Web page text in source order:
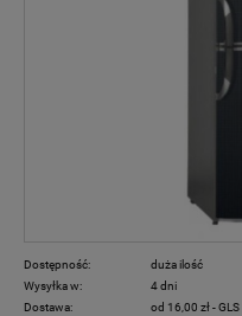
Dostępność:
duża ilość
Wysyłka w:
4 dni
Dostawa:
od 16,00 zł- GLS